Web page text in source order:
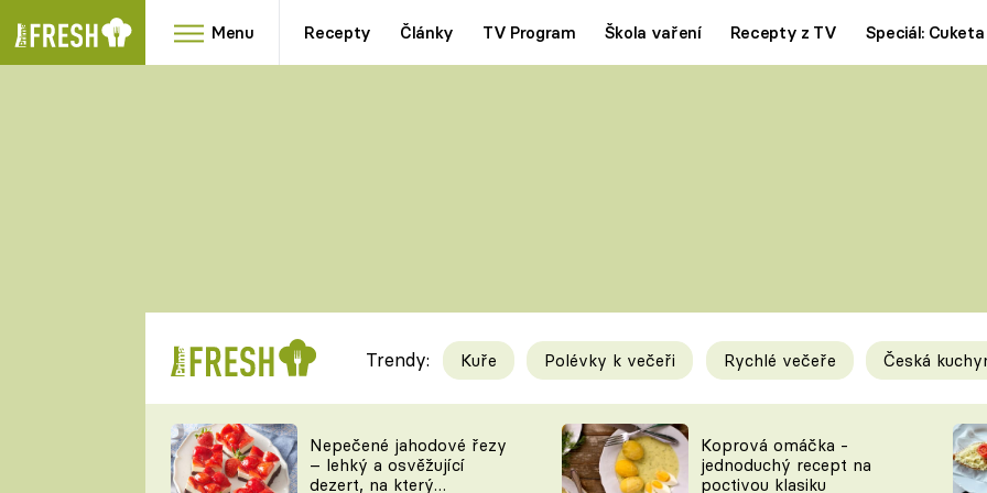
Menu Recepty Články TV Program Škola vaření Recepty z TV Speciál: Cuketa
RYCHLOVKY
Videorecepty
TEĎ VAŘÍ ŠÉF!
Tipy a triky
KAM ZA JÍDLEM
Trendy: Kuře Polévky k večeři Rychlé večeře Česká
Nepečené jahodové řezy
– lehký a osvěžující
dezert, na který
Koprová omáčka -
jednoduchý recept na
poctivou klasiku